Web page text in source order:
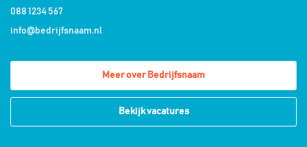
088 1234 567
info@bedrijfsnaam.nl
Meer over Bedrijfsnaam
Bekijk vacatures